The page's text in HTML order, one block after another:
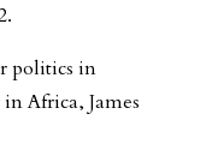
politics in
Africa, James